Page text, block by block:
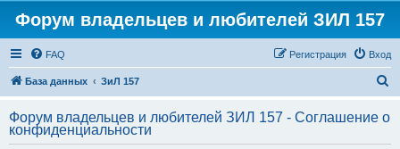
Форум владельцев и любителей ЗИЛ 157
FAQ Вход
Регистрация
База данных ЗиЛ 157
с
Форум владельцев и любителей ЗИЛ 157 - Соглашение о
конфиденциальности